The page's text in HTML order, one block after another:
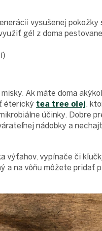
vysušenej pokožky
gél z doma
Ak máte doma
éterický tea tree olej,
účinky. Dobre
nádobky a
výťahov, vypínače či
a na vôňu môžete pridať